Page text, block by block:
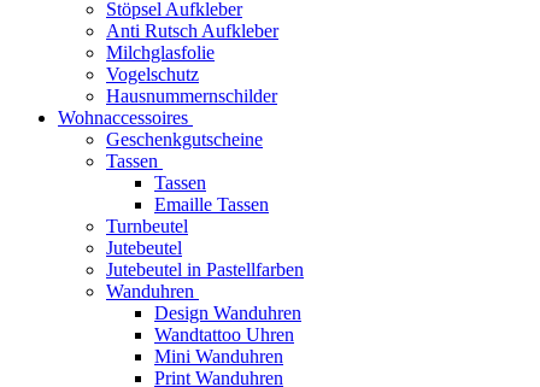
Stöpsel Aufkleber
Anti Rutsch Aufkleber
Milchglasfolie
Vogelschutz
Hausnummernschilder
Wohnaccessoires
Geschenkgutscheine
Tassen
Tassen
Emaille Tassen
Turnbeutel
Jutebeutel
Jutebeutel in Pastellfarben
Wanduhren
Design Wanduhren
Wandtattoo Uhren
Mini Wanduhren
Print Wanduhren